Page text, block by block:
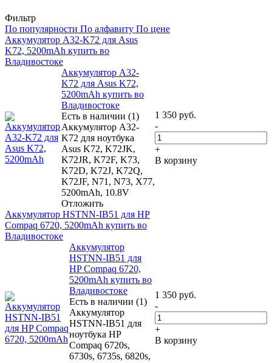
Фильтр
По популярности По алфавиту По цене
Аккумулятор A32-K72 для Asus
K72, 5200mAh купить во
Владивостоке
Аккумулятор A32-
K72 для Asus K72,
5200mAh купить во
Владивостоке
Есть в наличии (1)
Аккумулятор A32-
K72 для ноутбука
Asus K72, K72JK,
K72JR, K72F, K73,
K72D, K72J, K72Q,
K72JF, N71, N73, X77,
5200mAh, 10.8V
Отложить
1 350 руб.
-
+
В корзину
Аккумулятор HSTNN-IB51 для HP
Compaq 6720, 5200mAh купить во
Владивостоке
Аккумулятор
HSTNN-IB51 для
HP Compaq 6720,
5200mAh купить во
Владивостоке
Есть в наличии (1)
Аккумулятор
HSTNN-IB51 для
ноутбука HP
Compaq 6720s,
6730s, 6735s, 6820s,
1 350 руб.
-
+
В корзину